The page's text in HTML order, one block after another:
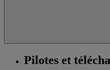
Pilotes et